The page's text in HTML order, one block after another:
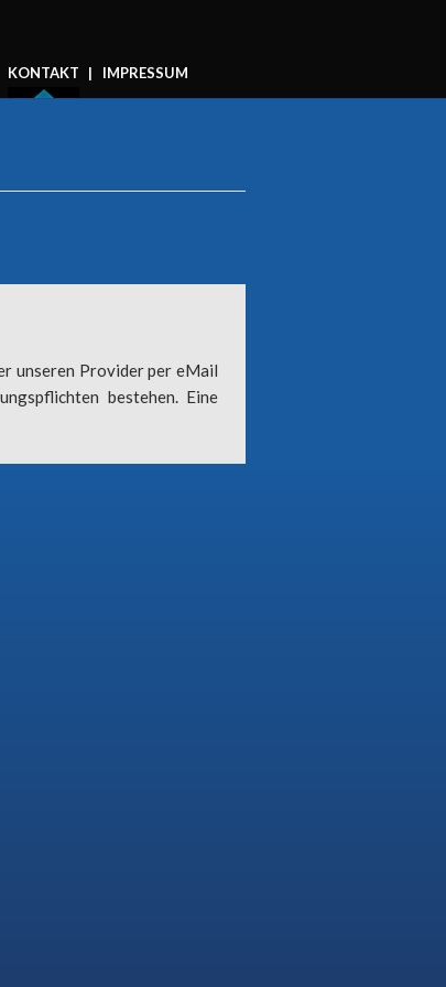
KONTAKT IMPRESSUM
unseren Provider per eMail
bestehen. Eine